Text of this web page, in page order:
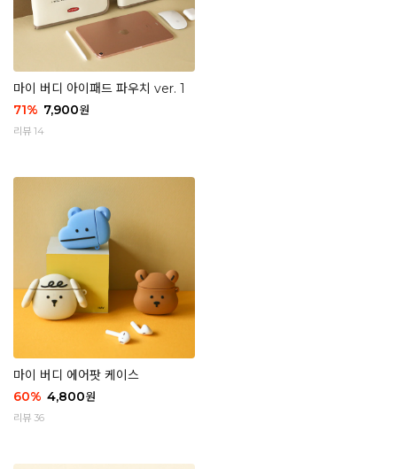
마이 버디 아이패드 파우치 ver. 1
71% 7,900원
리뷰 14
마이 버디 에어팟 케이스
60% 4,800원
리뷰 36